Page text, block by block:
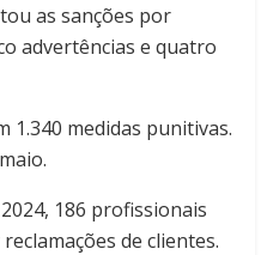
as sanções por
advertências e quatro
1.340 medidas punitivas.
186 profissionais
de clientes.